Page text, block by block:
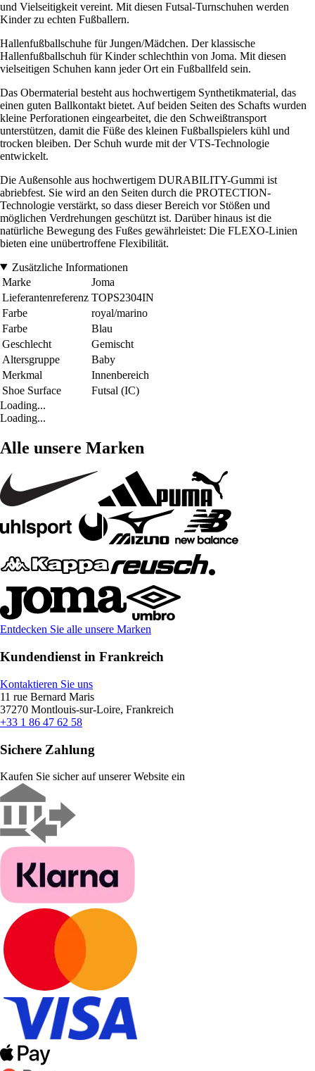
und Vielseitigkeit vereint. Mit diesen Futsal-Turnschuhen werden
Kinder zu echten Fußballern.
Hallenfußballschuhe für Jungen/Mädchen. Der klassische
Hallenfußballschuh für Kinder schlechthin von Joma. Mit diesen
vielseitigen Schuhen kann jeder Ort ein Fußballfeld sein.
Das Obermaterial besteht aus hochwertigem Synthetikmaterial, das
einen guten Ballkontakt bietet. Auf beiden Seiten des Schafts wurden
kleine Perforationen eingearbeitet, die den Schweißtransport
unterstützen, damit die Füße des kleinen Fußballspielers kühl und
trocken bleiben. Der Schuh wurde mit der VTS-Technologie
entwickelt.
Die Außensohle aus hochwertigem DURABILITY-Gummi ist
abriebfest. Sie wird an den Seiten durch die PROTECTION-
Technologie verstärkt, so dass dieser Bereich vor Stößen und
möglichen Verdrehungen geschützt ist. Darüber hinaus ist die
natürliche Bewegung des Fußes gewährleistet: Die FLEXO-Linien
bieten eine unübertroffene Flexibilität.
Zusätzliche Informationen
Marke
Joma
Lieferantenreferenz TOPS2304IN
Farbe
royal/marino
Farbe
Blau
Geschlecht
Gemischt
Altersgruppe
Baby
Merkmal
Innenbereich
Shoe Surface
Futsal (IC)
Loading...
Loading...
Alle unsere Marken
Entdecken Sie alle unsere Marken
Kundendienst in Frankreich
Kontaktieren Sie uns
11 rue Bernard Maris
37270 Montlouis-sur-Loire, Frankreich
+33 1 86 47 62 58
Sichere Zahlung
Kaufen Sie sicher auf unserer Website ein